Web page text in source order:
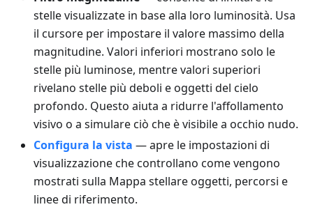
stelle visualizzate in base alla loro luminosità. Usa
il cursore per impostare il valore massimo della
magnitudine. Valori inferiori mostrano solo le
stelle più luminose, mentre valori superiori
rivelano stelle più deboli e oggetti del cielo
profondo. Questo aiuta a ridurre l'affollamento
visivo o a simulare ciò che è visibile a occhio nudo.
Configura la vista — apre le impostazioni di
visualizzazione che controllano come vengono
mostrati sulla Mappa stellare oggetti, percorsi e
linee di riferimento.